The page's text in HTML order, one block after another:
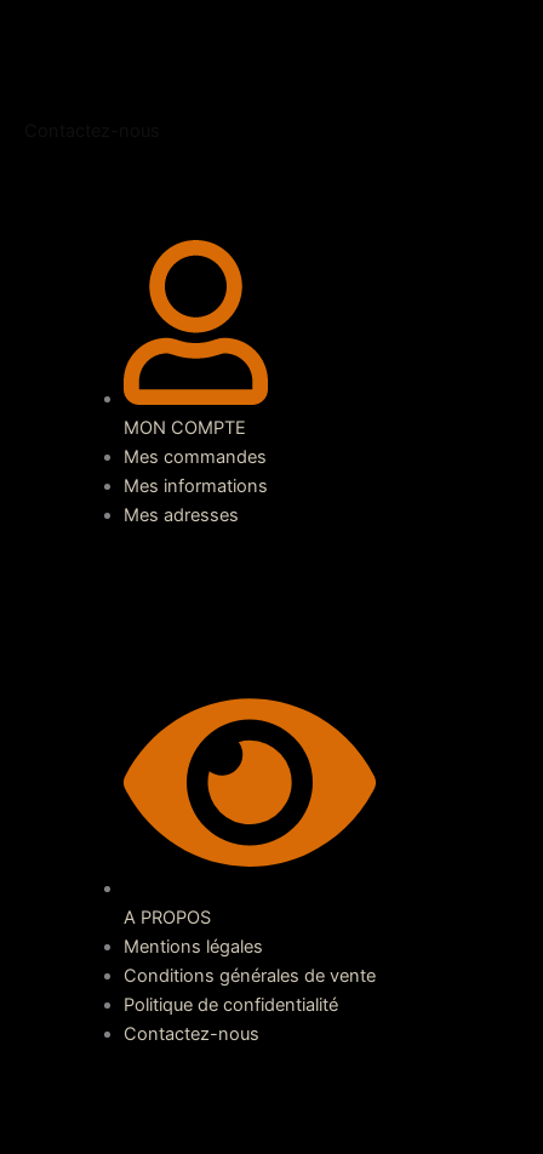
MON COMPTE
Mes commandes
Mes informations
Mes adresses
A PROPOS
Mentions légales
Conditions générales de vente
Politique de confidentialité
Contactez-nous